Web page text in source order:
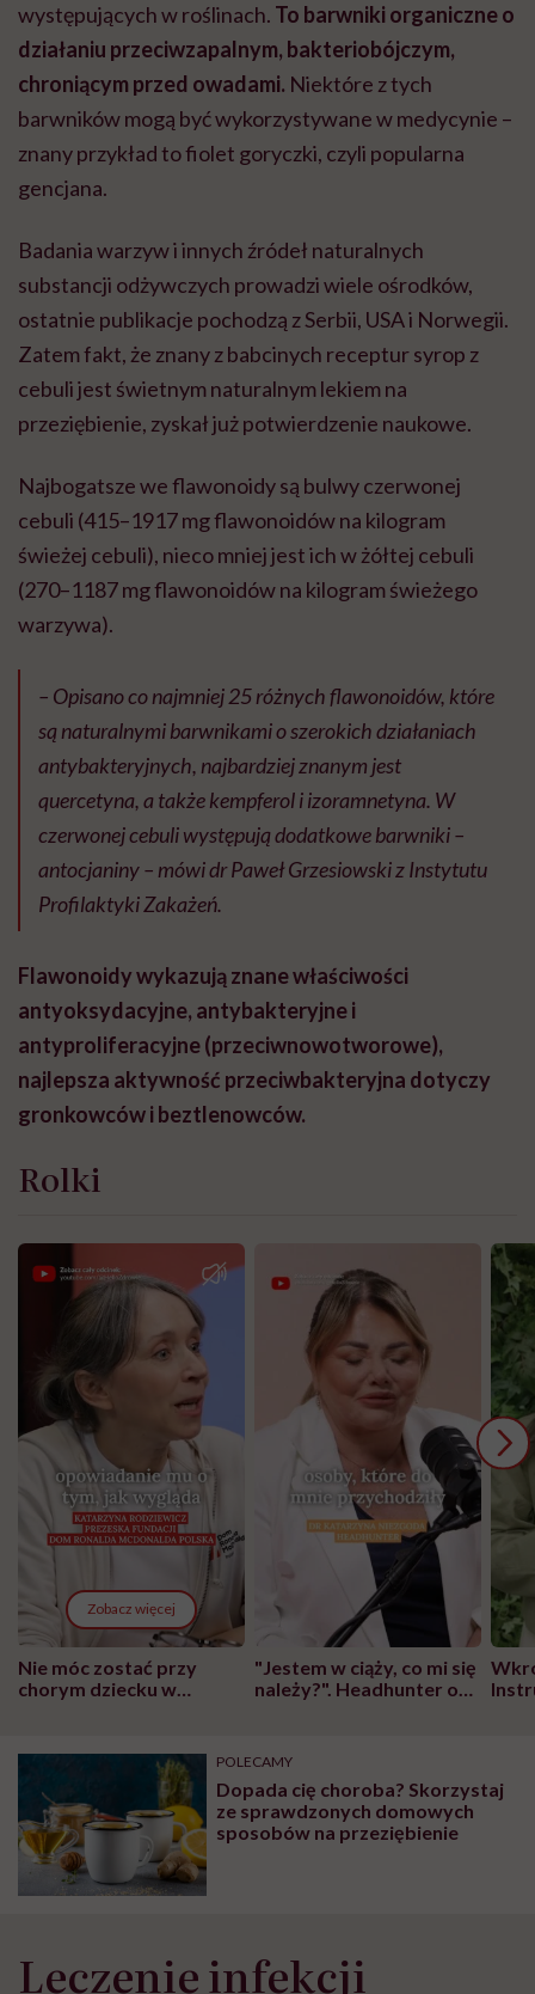
występujących w roślinach. To barwniki organiczne o
działaniu przeciwzapalnym, bakteriobójczym,
chroniącym przed owadami. Niektóre z tych
barwników mogą być wykorzystywane w medycynie –
znany przykład to fiolet goryczki, czyli popularna
gencjana.
Badania warzyw i innych źródeł naturalnych
substancji odżywczych prowadzi wiele ośrodków,
ostatnie publikacje pochodzą z Serbii, USA i Norwegii.
Zatem fakt, że znany z babcinych receptur syrop z
cebuli jest świetnym naturalnym lekiem na
przeziębienie, zyskał już potwierdzenie naukowe.
Najbogatsze we flawonoidy są bulwy czerwonej
cebuli (415–1917 mg flawonoidów na kilogram
świeżej cebuli), nieco mniej jest ich w żółtej cebuli
(270–1187 mg flawonoidów na kilogram świeżego
warzywa).
– Opisano co najmniej 25 różnych flawonoidów, które
są naturalnymi barwnikami o szerokich działaniach
antybakteryjnych, najbardziej znanym jest
quercetyna, a także kempferol i izoramnetyna. W
czerwonej cebuli występują dodatkowe barwniki –
antocjaniny – mówi dr Paweł Grzesiowski z Instytutu
Profilaktyki Zakażeń.
Flawonoidy wykazują znane właściwości
antyoksydacyjne, antybakteryjne i
antyproliferacyjne (przeciwnowotworowe),
najlepsza aktywność przeciwbakteryjna dotyczy
gronkowców i beztlenowców.
Rolki
Zobacz więcej
Nie móc zostać przy
chorym dziecku w
może chyba tylko
wyobraźni"
"Jestem w ciąży, co mi się
należy?". Headhunter o
pracy
POLECAMY
Dopada cię choroba? Skorzystaj
ze sprawdzonych domowych
sposobów na przeziębienie
Leczenie infekcji